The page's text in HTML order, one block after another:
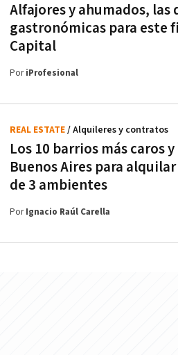
Alfajores y ahumados, las
gastronómicas para este
Capital
PoriProfesional
Los 10 barrios más caros
Buenos Aires para
de 3 ambientes
REAL ESTATE/ Alquileres y contratos
PorIgnacio Raúl Carella